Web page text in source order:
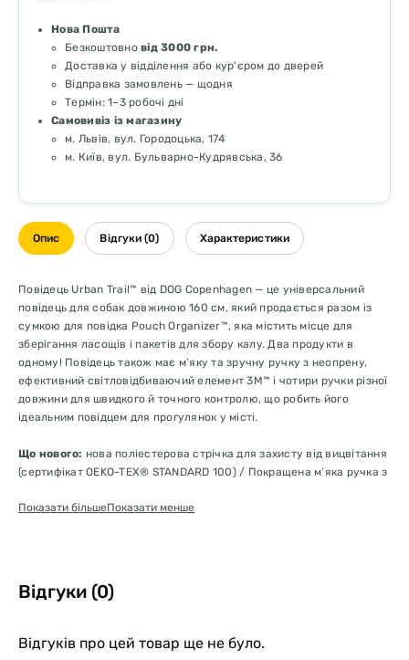
Нова Пошта
Безкоштовно від 3000 грн.
Доставка у відділення або кур'єром до дверей
Відправка замовлень — щодня
Термін: 1–3 робочі дні
Самовивіз із магазину
м. Львів, вул. Городоцька, 174
м. Київ, вул. Бульварно-Кудрявська, 36
Опис Відгуки (0) Характеристики
Повідець Urban Trail™ від DOG Copenhagen — це універсальний
повідець для собак довжиною 160 см, який продається разом із
сумкою для повідка Pouch Organizer™, яка містить місце для
зберігання ласощів і пакетів для збору калу. Два продукти в
одному! Повідець також має м’яку та зручну ручку з неопрену,
ефективний світловідбиваючий елемент 3M™ і чотири ручки різної
довжини для швидкого й точного контролю, що робить його
ідеальним повідцем для прогулянок у місті.
Що нового: нова поліестерова стрічка для захисту від вицвітання
(сертифікат OEKO-TEX® STANDARD 100) / Покращена м’яка ручка з
Pouch Organizer із покращеною функціональністю та зовнішнім
поліестерової стрічки
Включає сумку на повідку Pouch Organizer™, призначену для
Чотири різні ручки руху для точного та надійного контролю
Показати більшеПоказати менше
Відгуки (0)
Відгуків про цей товар ще не було.